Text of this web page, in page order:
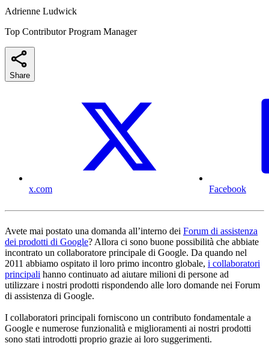
Adrienne Ludwick
Top Contributor Program Manager
Share
x.com Facebook
Avete mai postato una domanda all’interno dei Forum di assistenza
dei prodotti di Google? Allora ci sono buone possibilità che abbiate
incontrato un collaboratore principale di Google. Da quando nel
2011 abbiamo ospitato il loro primo incontro globale, i collaboratori
principali hanno continuato ad aiutare milioni di persone ad
utilizzare i nostri prodotti rispondendo alle loro domande nei Forum
di assistenza di Google.
I collaboratori principali forniscono un contributo fondamentale a
Google e numerose funzionalità e miglioramenti ai nostri prodotti
sono stati introdotti proprio grazie ai loro suggerimenti.